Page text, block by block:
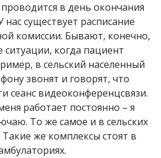
в день окончания
нас существует расписание
комиссии. Бывают, конечно,
ситуации, когда пациент
в сельский населенный
звонят и говорят, что
сеанс видеоконференцсвязи.
работает постоянно – я
То же самое и в сельских
Такие же комплексы стоят в